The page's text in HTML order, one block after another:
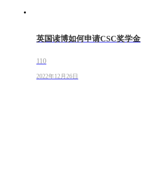
英国读博如何申请CSC奖学金
110
2022年12月26日